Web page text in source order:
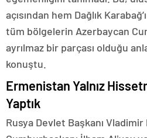
açısından hem Dağlık
tüm bölgelerin Azerbaycan
ayrılmaz bir parçası olduğu
konuştu.
Ermenistan Yalnız
Yaptık
Rusya Devlet Başkanı